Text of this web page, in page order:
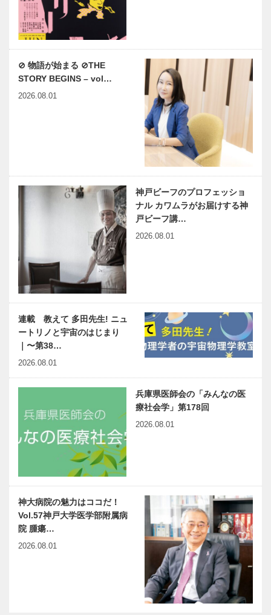
⊘ 物語が始まる ⊘THE
STORY BEGINS – vol…
2026.08.01
神戸ビーフのプロフェッショ
ナル カワムラがお届けする神
戸ビーフ講…
2026.08.01
連載 教えて 多田先生! ニュ
ートリノと宇宙のはじまり
｜〜第38…
2026.08.01
兵庫県医師会の「みんなの医
療社会学」第178回
2026.08.01
神大病院の魅力はココだ！
Vol.57神戸大学医学部附属病
院 腫瘍…
2026.08.01